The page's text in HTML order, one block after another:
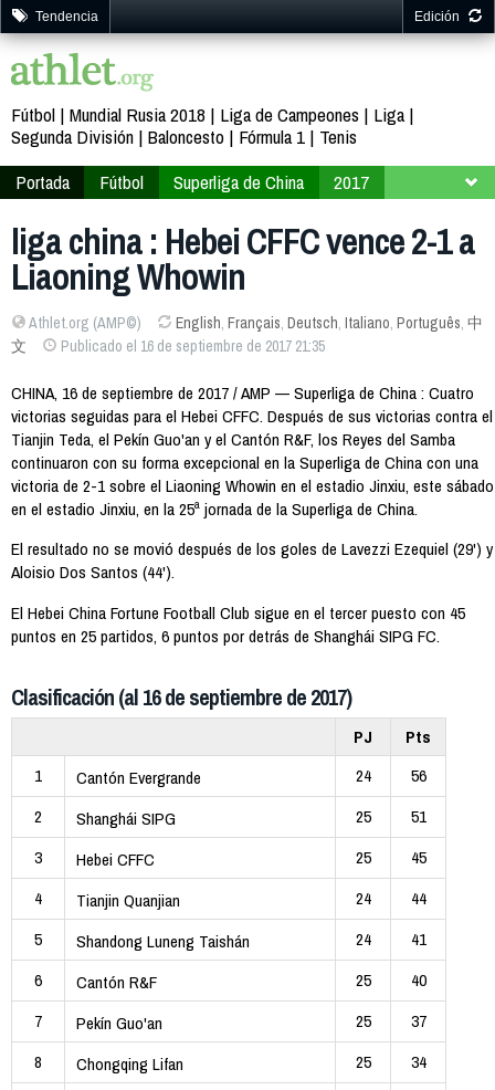
Tendencia Edición
Fútbol Mundial Rusia 2018 Liga de Campeones
Liga
Segunda División Baloncesto Fórmula 1
Tenis
Portada
Fútbol Superliga de China
2017
liga china : Hebei CFFC vence 2-1 a
Liaoning Whowin
Athlet.org (AMP©) English, Français, Deutsch, Italiano, Português, 中
文
Publicado el 16 de septiembre de 2017 21:35
CHINA, 16 de septiembre de 2017 / AMP — Superliga de China : Cuatro
victorias seguidas para el Hebei CFFC. Después de sus victorias contra el
Tianjin Teda, el Pekín Guo'an y el Cantón R&F, los Reyes del Samba
continuaron con su forma excepcional en la Superliga de China con una
victoria de 2-1 sobre el Liaoning Whowin en el estadio Jinxiu, este sábado
en el estadio Jinxiu, en la 25ª jornada de la Superliga de China.
El resultado no se movió después de los goles de Lavezzi Ezequiel (29') y
Aloisio Dos Santos (44').
El Hebei China Fortune Football Club sigue en el tercer puesto con 45
puntos en 25 partidos, 6 puntos por detrás de Shanghái SIPG FC.
Clasificación (al 16 de septiembre de 2017)
PJ
Pts
1
Cantón Evergrande 24
56
2
Shanghái SIPG 25
51
3
Hebei CFFC 25
45
4
Tianjin Quanjian 24
44
5
Shandong Luneng Taishán 24
41
6
Cantón R&F 25
40
7
Pekín Guo'an 25
37
8
Chongqing Lifan 25
34